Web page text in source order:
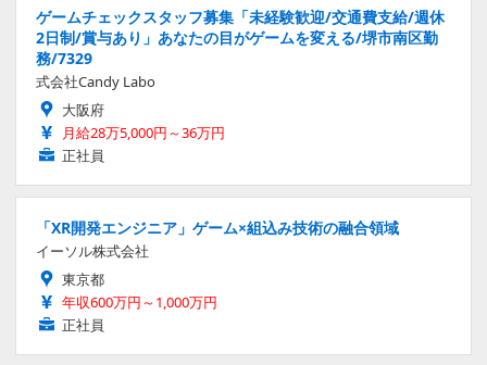
ゲームチェックスタッフ募集「未経験歓迎/交通費支給/週休
2日制/賞与あり」あなたの目がゲームを変える/堺市南区勤
務/7329
式会社Candy Labo
大阪府
月給28万5,000円～36万円
正社員
「XR開発エンジニア」ゲーム×組込み技術の融合領域
イーソル株式会社
東京都
年収600万円～1,000万円
正社員